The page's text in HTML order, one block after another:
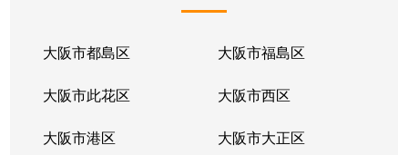
大阪市都島区 大阪市福島区
大阪市此花区 大阪市西区
大阪市港区 大阪市大正区